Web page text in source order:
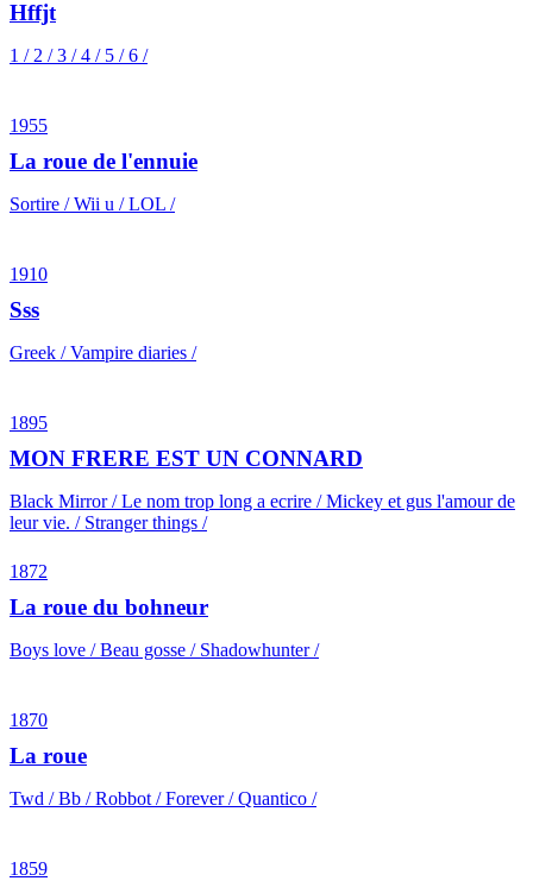
Hffjt
1 / 2 / 3 / 4 / 5 / 6 /
1955
La roue de l'ennuie
Sortire / Wii u / LOL /
1910
Sss
Greek / Vampire diaries /
1895
MON FRERE EST UN CONNARD
Black Mirror / Le nom trop long a ecrire / Mickey et gus l'amour de
leur vie. / Stranger things /
1872
La roue du bohneur
Boys love / Beau gosse / Shadowhunter /
1870
La roue
Twd / Bb / Robbot / Forever / Quantico /
1859